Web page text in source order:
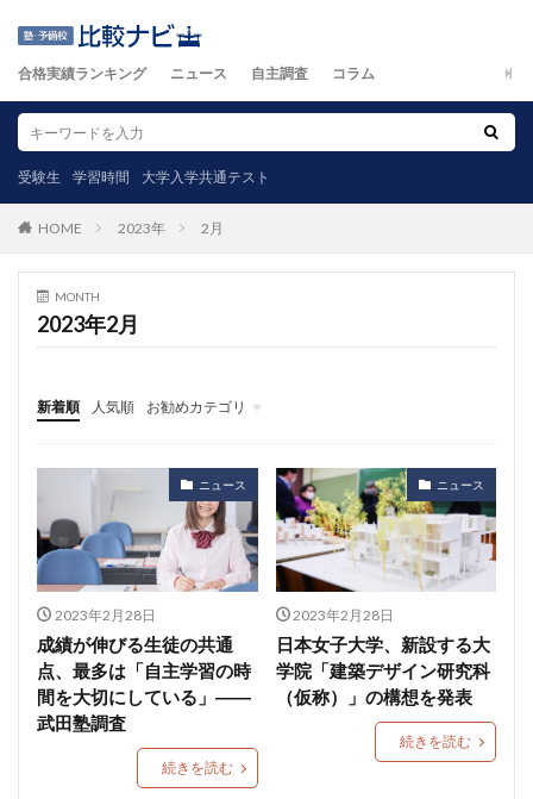
合格実績ランキング ニュース 自主調査 コラム
受験生 学習時間 大学入学共通テスト
HOME 2023年 2月
MONTH
2023年2月
新着順 人気順
お勧めカテゴリ
ニュース
自主調査
コラム
カテゴリ
ニュース
2023年2月28日
成績が伸びる生徒の共通
点、最多は「自主学習の時
間を大切にしている」――
武田塾調査
続きを読む
ニュース
2023年2月28日
日本女子大学、新設する大
学院「建築デザイン研究科
（仮称）」の構想を発表
続きを読む